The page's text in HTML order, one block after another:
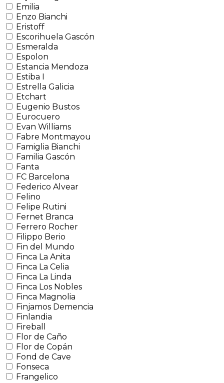
Emilia
Enzo Bianchi
Eristoff
Escorihuela Gascón
Esmeralda
Espolon
Estancia Mendoza
Estiba I
Estrella Galicia
Etchart
Eugenio Bustos
Eurocuero
Evan Williams
Fabre Montmayou
Famiglia Bianchi
Familia Gascón
Fanta
FC Barcelona
Federico Alvear
Felino
Felipe Rutini
Fernet Branca
Ferrero Rocher
Filippo Berio
Fin del Mundo
Finca La Anita
Finca La Celia
Finca La Linda
Finca Los Nobles
Finca Magnolia
Finjamos Demencia
Finlandia
Fireball
Flor de Caño
Flor de Copán
Fond de Cave
Fonseca
Frangelico